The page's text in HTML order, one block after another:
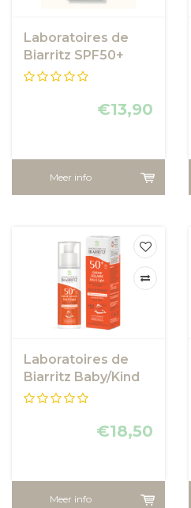
Laboratoires de
Biarritz SPF50+
Invisible Sun Stick
€13,90
Meer info
Laboratoires de
Biarritz Baby/Kind
sunscreen SPF50+
€18,50
Meer info